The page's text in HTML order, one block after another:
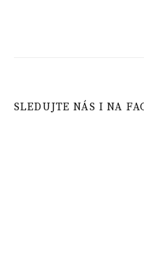
SLEDUJTE NÁS I NA